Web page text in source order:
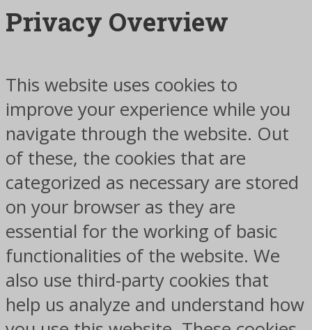
Privacy Overview
This website uses cookies to
improve your experience while you
navigate through the website. Out
of these, the cookies that are
categorized as necessary are stored
on your browser as they are
essential for the working of basic
functionalities of the website. We
also use third-party cookies that
help us analyze and understand how